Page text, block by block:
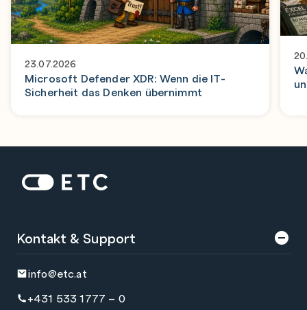
23.07.2026
Microsoft Defender XDR: Wenn die IT-
Sicherheit das Denken übernimmt
Startseite: ETC
Kontakt & Support
info@etc.at
+431 533 1777 – 0